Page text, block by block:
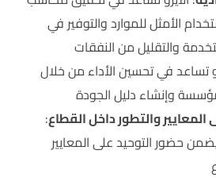
الأمثل للموارد والتوفير في
والتقليل من النفقات
تساعد في تحسين الأداء من خلال
وإنشاء دليل الجودة
والتطور داخل القطاع:
حضور التوحيد على المعايير